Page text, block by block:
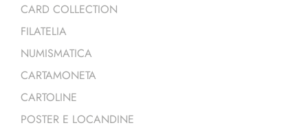
CARD COLLECTION
FILATELIA
NUMISMATICA
CARTAMONETA
CARTOLINE
POSTER E LOCANDINE